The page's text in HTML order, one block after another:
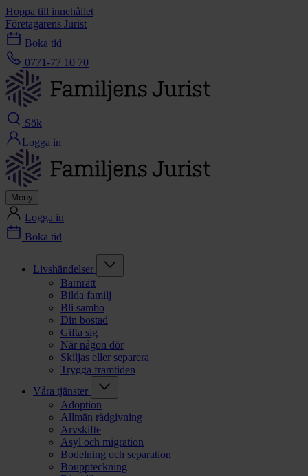
Hoppa till innehållet
Företagarens Jurist
Boka tid
0771-77 10 70
Sök
Logga in
Meny
Logga in
Boka tid
Livshändelser
Barnrätt
Bilda familj
Bli sambo
Din bostad
Gifta sig
När någon dör
Skiljas eller separera
Trygga framtiden
Våra tjänster
Adoption
Allmän rådgivning
Arvskifte
Asyl och migration
Bodelning och separation
Bouppteckning